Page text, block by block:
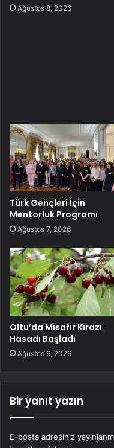
Ağustos 8, 2026
Türk Gençleri İçin
Mentorluk Programı
Ağustos 7, 2026
Oltu’da Misafir Kirazı
Hasadı Başladı
Ağustos 6, 2026
Bir yanıt yazın
E-posta adresiniz